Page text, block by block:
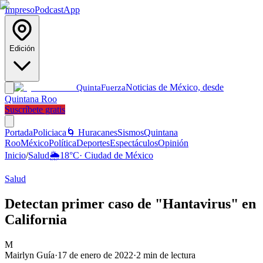
ImpresoPodcastApp
Edición
QuintaFuerzaNoticias de México, desde
Quintana Roo
Suscríbete gratis
PortadaPoliciaca 🌀 HuracanesSismosQuintana
RooMéxicoPolíticaDeportesEspectáculosOpinión
Inicio/Salud🌦️18°C· Ciudad de México
Salud
Detectan primer caso de "Hantavirus" en
California
M
Mairlyn Guía·17 de enero de 2022·2 min de lectura